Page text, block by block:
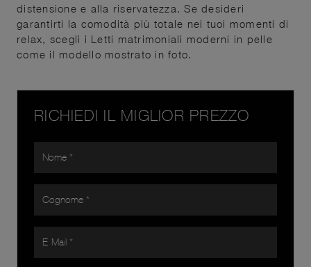
distensione e alla riservatezza. Se desideri
garantirti la comodità più totale nei tuoi momenti di
relax, scegli i Letti matrimoniali moderni in pelle
come il modello mostrato in foto.
RICHIEDI IL MIGLIOR PREZZO